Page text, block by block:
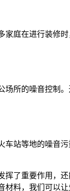
庭在进行装修
场所的噪音控制
站等地的噪音
了重要作用，
料，我们可以